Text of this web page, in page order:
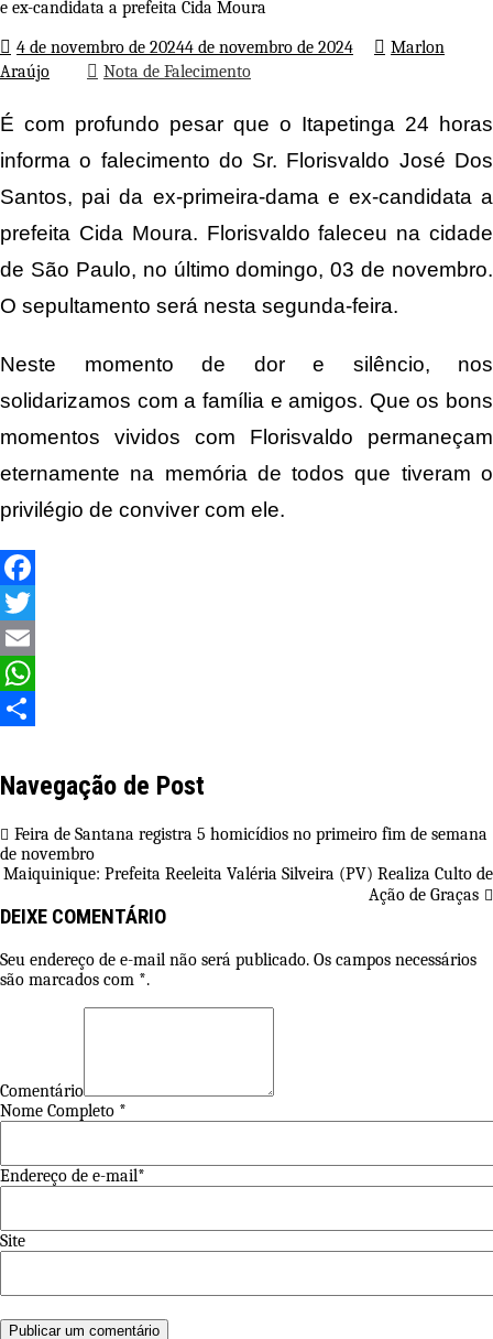
4 de novembro de 20244 de novembro de 2024
Marlon
Araújo
Nota de Falecimento
É com profundo pesar que o Itapetinga 24 horas
informa o falecimento do Sr. Florisvaldo José Dos
Santos, pai da ex-primeira-dama e ex-candidata a
prefeita Cida Moura. Florisvaldo faleceu na cidade
de São Paulo, no último domingo, 03 de novembro.
O sepultamento será nesta segunda-feira.
Neste momento de dor e silêncio, nos
solidarizamos com a família e amigos. Que os bons
momentos vividos com Florisvaldo permaneçam
eternamente na memória de todos que tiveram o
privilégio de conviver com ele.
Facebook
Twitter
Email
WhatsApp
Navegação de Post
Feira de Santana registra 5 homicídios no primeiro fim de semana
de novembro
Maiquinique: Prefeita Reeleita Valéria Silveira (PV) Realiza Culto de
Ação de Graças
DEIXE COMENTÁRIO
Seu endereço de e-mail não será publicado. Os campos necessários
são marcados com *.
Comentário
Nome Completo *
Endereço de e-mail*
Site